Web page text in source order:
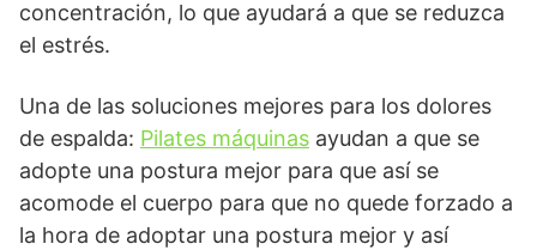
concentración, lo que ayudará a que se reduzca
el estrés.
Una de las soluciones mejores para los dolores
de espalda: Pilates máquinas ayudan a que se
adopte una postura mejor para que así se
acomode el cuerpo para que no quede forzado a
la hora de adoptar una postura mejor y así